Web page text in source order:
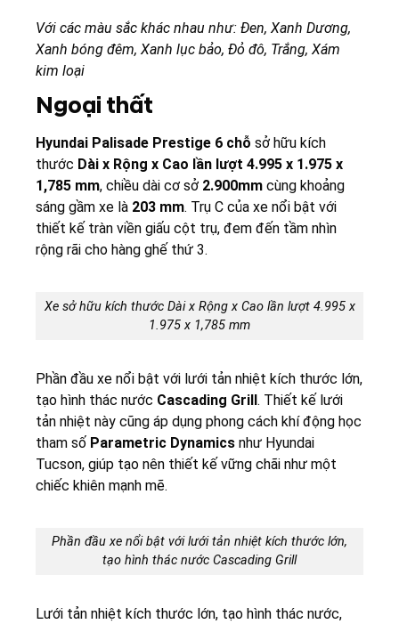
Với các màu sắc khác nhau như: Đen, Xanh Dương,
Xanh bóng đêm, Xanh lục bảo, Đỏ đô, Trắng, Xám
kim loại
Ngoại thất
Hyundai Palisade Prestige 6 chỗ sở hữu kích
thước Dài x Rộng x Cao lần lượt 4.995 x 1.975 x
1,785 mm, chiều dài cơ sở 2.900mm cùng khoảng
sáng gầm xe là 203 mm. Trụ C của xe nổi bật với
thiết kế tràn viền giấu cột trụ, đem đến tầm nhìn
rộng rãi cho hàng ghế thứ 3.
Xe sở hữu kích thước Dài x Rộng x Cao lần lượt 4.995 x
1.975 x 1,785 mm
Phần đầu xe nổi bật với lưới tản nhiệt kích thước lớn,
tạo hình thác nước Cascading Grill. Thiết kế lưới
tản nhiệt này cũng áp dụng phong cách khí động học
tham số Parametric Dynamics như Hyundai
Tucson, giúp tạo nên thiết kế vững chãi như một
chiếc khiên mạnh mẽ.
Phần đầu xe nổi bật với lưới tản nhiệt kích thước lớn,
tạo hình thác nước Cascading Grill
Lưới tản nhiệt kích thước lớn, tạo hình thác nước,